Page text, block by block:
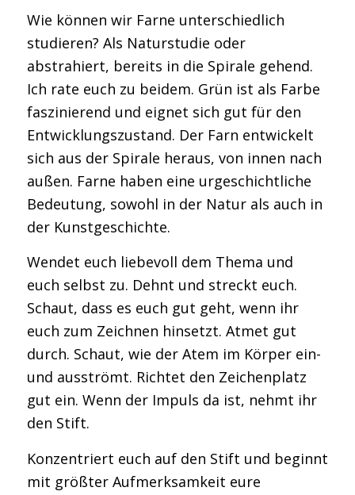
Wie können wir Farne unterschiedlich
studieren? Als Naturstudie oder
abstrahiert, bereits in die Spirale gehend.
Ich rate euch zu beidem. Grün ist als Farbe
faszinierend und eignet sich gut für den
Entwicklungszustand. Der Farn entwickelt
sich aus der Spirale heraus, von innen nach
außen. Farne haben eine urgeschichtliche
Bedeutung, sowohl in der Natur als auch in
der Kunstgeschichte.
Wendet euch liebevoll dem Thema und
euch selbst zu. Dehnt und streckt euch.
Schaut, dass es euch gut geht, wenn ihr
euch zum Zeichnen hinsetzt. Atmet gut
durch. Schaut, wie der Atem im Körper ein-
und ausströmt. Richtet den Zeichenplatz
gut ein. Wenn der Impuls da ist, nehmt ihr
den Stift.
Konzentriert euch auf den Stift und beginnt
mit größter Aufmerksamkeit eure